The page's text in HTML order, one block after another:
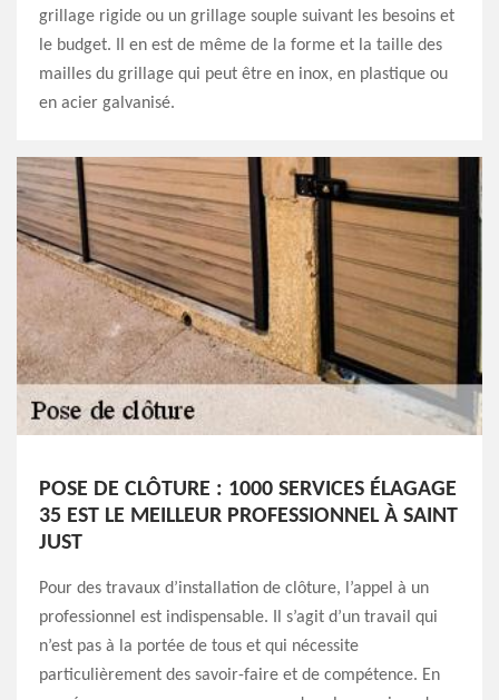
grillage rigide ou un grillage souple suivant les besoins et
le budget. Il en est de même de la forme et la taille des
mailles du grillage qui peut être en inox, en plastique ou
en acier galvanisé.
POSE DE CLÔTURE : 1000 SERVICES ÉLAGAGE
35 EST LE MEILLEUR PROFESSIONNEL À SAINT
JUST
Pour des travaux d’installation de clôture, l’appel à un
professionnel est indispensable. Il s’agit d’un travail qui
n’est pas à la portée de tous et qui nécessite
particulièrement des savoir-faire et de compétence. En